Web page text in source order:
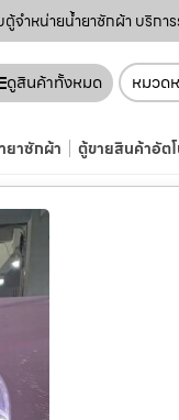
ตู้จำหน่ายน้ำยาซักผ้า บริก
ดูสินค้าทั้งหมด หมวด
ยาซักผ้า ตู้ขายสินค้าอัต